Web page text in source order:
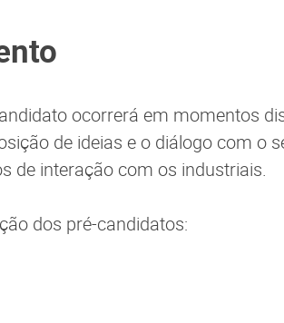
ocorrerá em momentos
de ideias e o diálogo com o
de interação com os industriais.
dos pré-candidatos: